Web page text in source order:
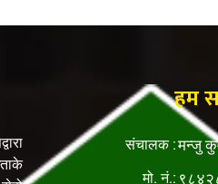
हम
संचालक :मन्जु
मो. नं.: